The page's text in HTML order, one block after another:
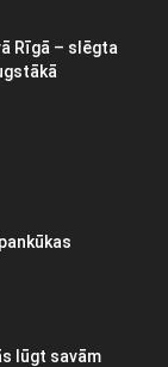
Rīgā – slēgta
lūgt savām